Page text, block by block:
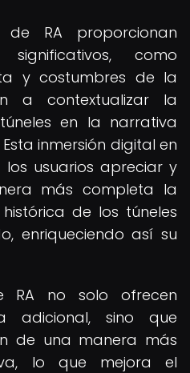
RA proporcionan
como
y costumbres de la
a contextualizar la
en la narrativa
inmersión digital en
usuarios apreciar y
más completa la
de los túneles
enriqueciendo así su
RA no solo ofrecen
adicional, sino que
de una manera más
lo que mejora el